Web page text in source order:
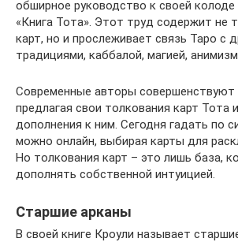
обширное руководство к своей колоде
«Книга Тота». Этот труд содержит не
карт, но и прослеживает связь Таро с
традициями, каббалой, магией,
Современные авторы совершенствуют
предлагая свои толкования карт Тота
дополнения к ним. Сегодня гадать по
можно онлайн, выбирая карты для
Но толкования карт – это лишь база,
дополнять собственной интуицией.
Старшие арканы
В своей книге Кроули называет